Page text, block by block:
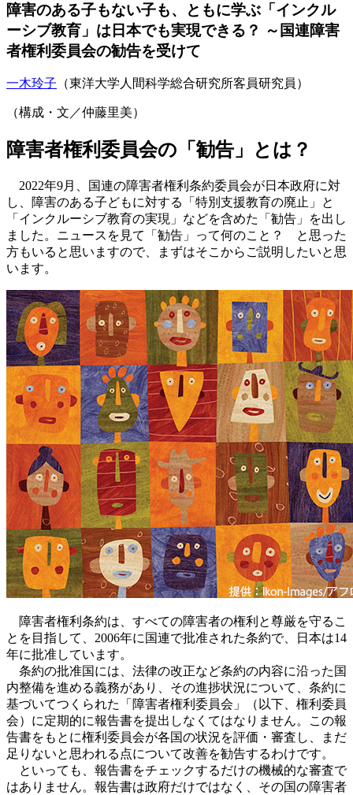
障害のある子もない子も、ともに学ぶ「インクル
ーシブ教育」は日本でも実現できる？ ～国連障害
者権利委員会の勧告を受けて
一木玲子 （東洋大学人間科学総合研究所客員研究員）
（構成・文／仲藤里美）
障害者権利委員会の「勧告」とは？
2022年9月、国連の障害者権利条約委員会が日本政府に対
し、障害のある子どもに対する「特別支援教育の廃止」と
「インクルーシブ教育の実現」などを含めた「勧告」を出し
ました。ニュースを見て「勧告」って何のこと？ と思った
方もいると思いますので、まずはそこからご説明したいと思
います。
障害者権利条約は、すべての障害者の権利と尊厳を守るこ
とを目指して、2006年に国連で批准された条約で、日本は14
年に批准しています。
条約の批准国には、法律の改正など条約の内容に沿った国
内整備を進める義務があり、その進捗状況について、条約に
基づいてつくられた「障害者権利委員会」（以下、権利委員
会）に定期的に報告書を提出しなくてはなりません。この報
告書をもとに権利委員会が各国の状況を評価・審査し、まだ
足りないと思われる点について改善を勧告するわけです。
といっても、報告書をチェックするだけの機械的な審査で
はありません。報告書は政府だけではなく、その国の障害者